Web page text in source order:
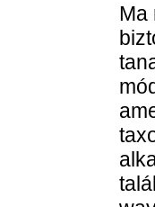
Ma